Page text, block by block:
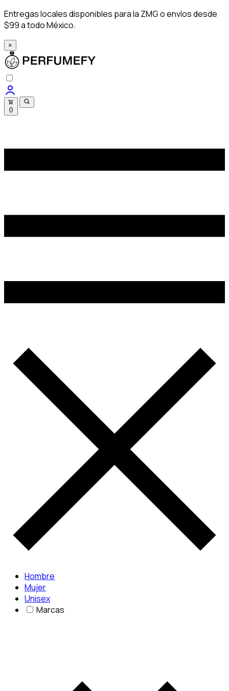
Entregas locales disponibles para la ZMG o envíos desde
$99 a todo México.
×
0
Hombre
Mujer
Unisex
Marcas